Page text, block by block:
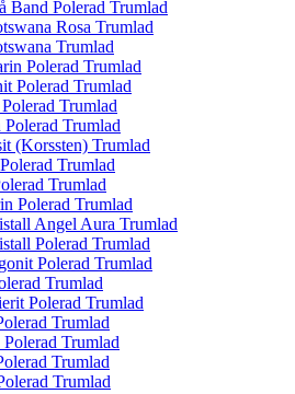
Band Polerad Trumlad
Rosa Trumlad
Trumlad
Polerad Trumlad
Polerad Trumlad
Trumlad
Trumlad
(Korssten) Trumlad
Trumlad
Trumlad
Polerad Trumlad
Angel Aura Trumlad
Polerad Trumlad
Polerad Trumlad
Trumlad
Polerad Trumlad
Trumlad
Trumlad
Trumlad
Trumlad